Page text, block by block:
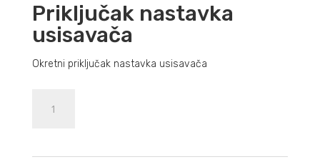
Priključak nastavka
usisavača
Okretni priključak nastavka usisavača
nastavka